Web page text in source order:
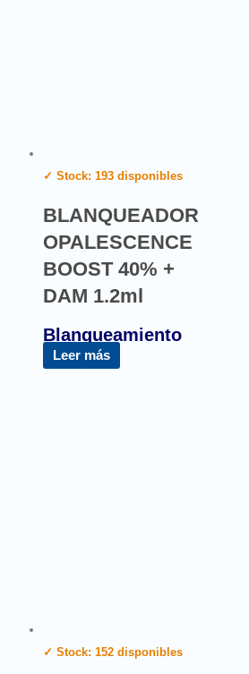
✓ Stock: 193 disponibles
BLANQUEADOR
OPALESCENCE
BOOST 40% +
DAM 1.2ml
Blanqueamiento
Leer más
✓ Stock: 152 disponibles